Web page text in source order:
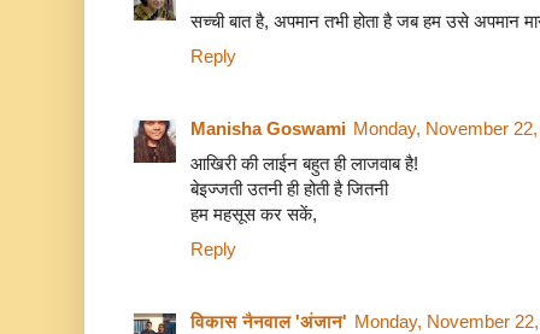
सच्ची बात है, अपमान तभी होता है जब हम उसे अपमान
Reply
Manisha Goswami Monday, November
आखिरी की लाईन बहुत ही लाजवाब है!
बेइज्जती उतनी ही होती है जितनी
हम महसूस कर सकें,
Reply
विकास नैनवाल 'अंजान' Monday, November